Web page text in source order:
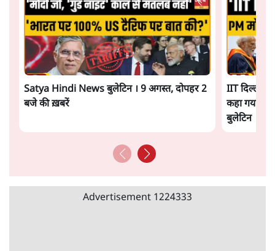
Satya Hindi News बुलेटिन । 9 अगस्त, दोपहर 2
बजे की ख़बरें
IIT दिल्ली
कहा गया! |
बुलेटिन
Advertisement 1224333